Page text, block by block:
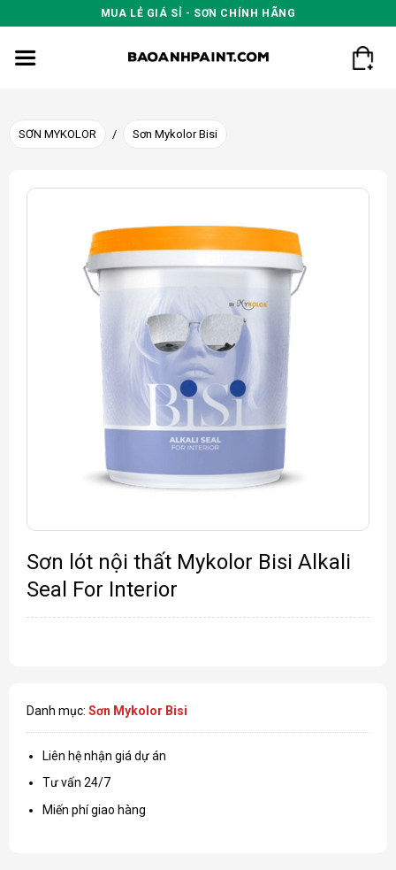
to
content
MUA LẺ GIÁ SỈ - SƠN CHÍNH HÃNG
SƠN MYKOLOR / Sơn Mykolor Bisi
Sơn lót nội thất Mykolor Bisi Alkali
Seal For Interior
Danh mục: Sơn Mykolor Bisi
Liên hệ nhận giá dự án
Tư vấn 24/7
Miến phí giao hàng